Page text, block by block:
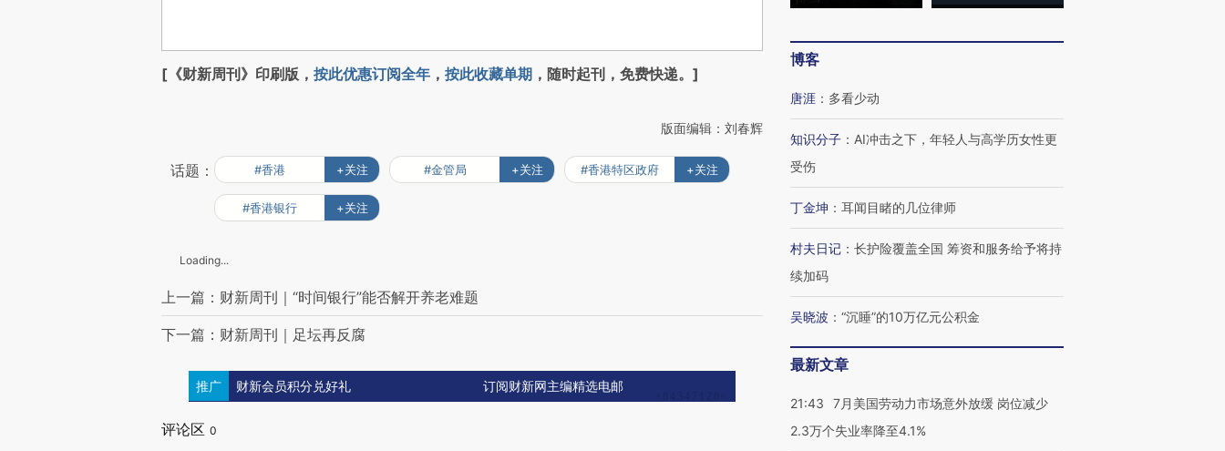
[《财新周刊》印刷版， 按此优惠订阅全年 ， 按此收藏单期 ，随时起刊，免费快递。]
版面编辑：刘春辉
话题： #香港 +关注 #金管局 +关注 #香港特区政府 +关注
#香港银行 +关注
Loading...
上一篇：财新周刊｜“时间银行”能否解开养老难题
下一篇：财新周刊｜足坛再反腐
推广 财新会员积分兑好礼 订阅财新网主编精选电邮
评论区 0
博客
唐涯 ： 多看少动
知识分子 ： AI冲击之下，年轻人与高学历女性更
受伤
丁金坤 ： 耳闻目睹的几位律师
村夫日记 ： 长护险覆盖全国 筹资和服务给予将持
续加码
吴晓波 ： “沉睡”的10万亿元公积金
最新文章
21:43
7月美国劳动力市场意外放缓 岗位减少
2.3万个失业率降至4.1%